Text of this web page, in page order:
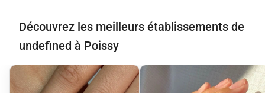
Découvrez les meilleurs établissements de
undefined à Poissy